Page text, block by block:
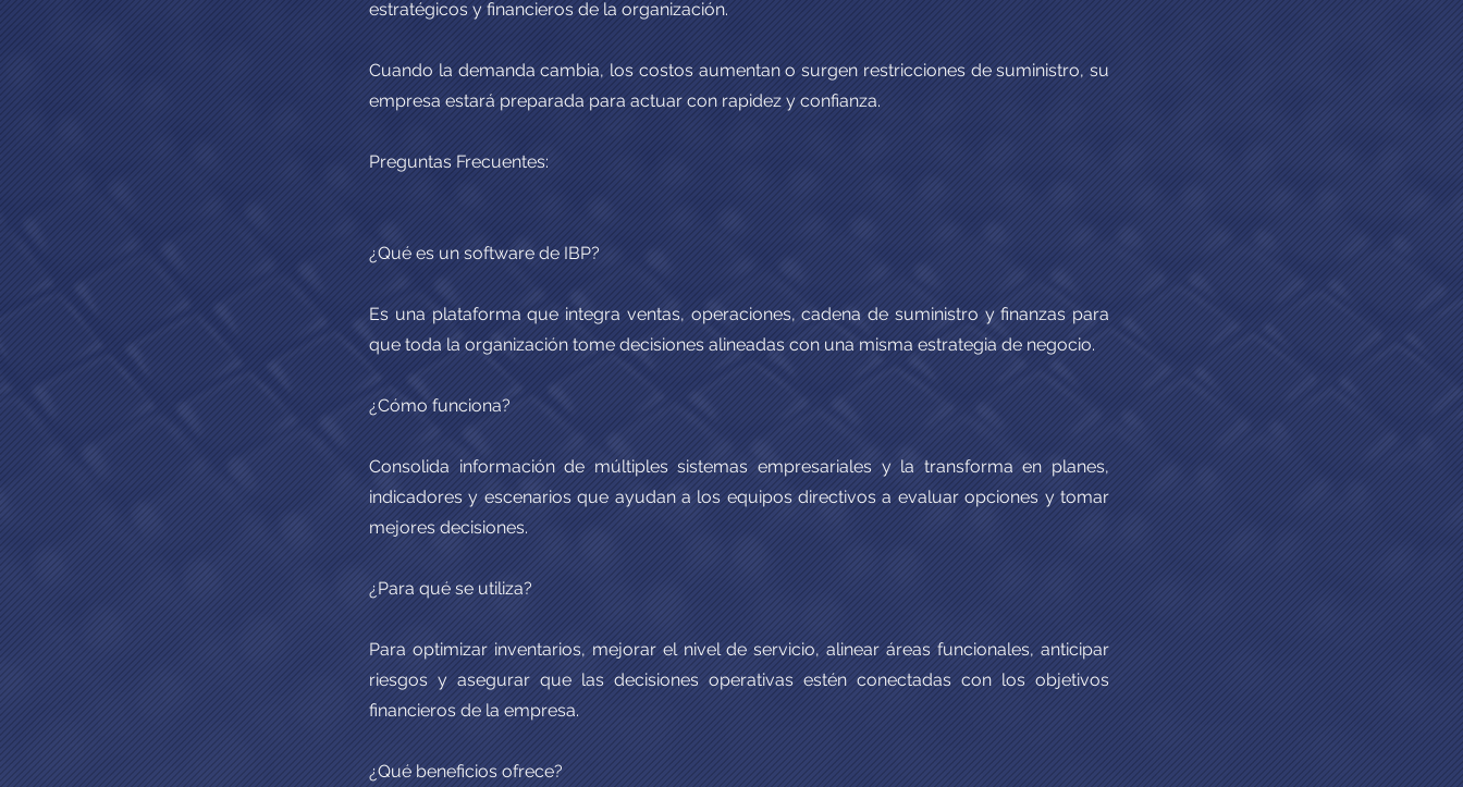
estratégicos y financieros de la organización.
Cuando la demanda cambia, los costos aumentan o surgen restricciones de suministro, su
empresa estará preparada para actuar con rapidez y confianza.
Preguntas Frecuentes:
¿Qué es un software de IBP?
Es una plataforma que integra ventas, operaciones, cadena de suministro y finanzas para
que toda la organización tome decisiones alineadas con una misma estrategia de negocio.
¿Cómo funciona?
Consolida información de múltiples sistemas empresariales y la transforma en planes,
indicadores y escenarios que ayudan a los equipos directivos a evaluar opciones y tomar
mejores decisiones.
¿Para qué se utiliza?
Para optimizar inventarios, mejorar el nivel de servicio, alinear áreas funcionales, anticipar
riesgos y asegurar que las decisiones operativas estén conectadas con los objetivos
financieros de la empresa.
¿Qué beneficios ofrece?